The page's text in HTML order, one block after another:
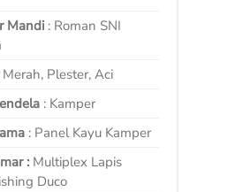
Mandi : Roman SNI
Merah, Plester, Aci
: Kamper
: Panel Kayu Kamper
: Multiplex Lapis
Duco